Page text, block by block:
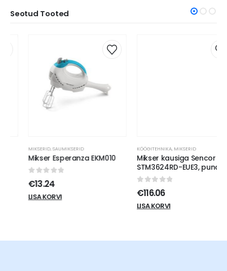
Seotud Tooted
MIKSERID,SAUMIKSERID
Mikser Esperanza EKM010
out of 5
13.24
LISA KORVI
KÖÖGITEHNIKA,MIKSERID
Mikser kausiga Sencor
STM3624RD-EUE3, punane
out of 5
116.06
LISA KORVI